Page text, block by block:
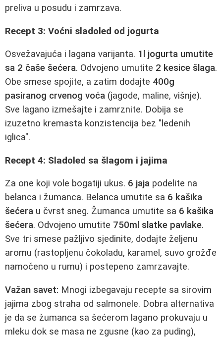
preliva u posudu i zamrzava.
Recept 3: Voćni sladoled od jogurta
Osvežavajuća i lagana varijanta. 1l jogurta umutite
sa 2 čaše šećera. Odvojeno umutite 2 kesice šlaga.
Obe smese spojite, a zatim dodajte 400g
pasiranog crvenog voća (jagode, maline, višnje).
Sve lagano izmešajte i zamrznite. Dobija se
izuzetno kremasta konzistencija bez "ledenih
iglica".
Recept 4: Sladoled sa šlagom i jajima
Za one koji vole bogatiji ukus. 6 jaja podelite na
belanca i žumanca. Belanca umutite sa 6 kašika
šećera u čvrst sneg. Žumanca umutite sa 6 kašika
šećera. Odvojeno umutite 750ml slatke pavlake.
Sve tri smese pažljivo sjedinite, dodajte željenu
aromu (rastopljenu čokoladu, karamel, suvo grožđe
namočeno u rumu) i postepeno zamrzavajte.
Važan savet: Mnogi izbegavaju recepte sa sirovim
jajima zbog straha od salmonele. Dobra alternativa
je da se žumanca sa šećerom lagano prokuvaju u
mleku dok se masa ne zgusne (kao za puding),